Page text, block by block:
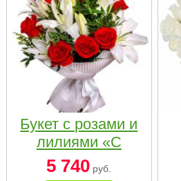
Букет с розами и
лилиями «С
наилучшими
5 740 руб.